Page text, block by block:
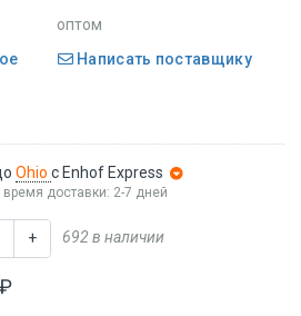
оптом
Написать поставщику
Ohio с Enhof Express
время доставки: 2-7 дней
+ 692 в наличии